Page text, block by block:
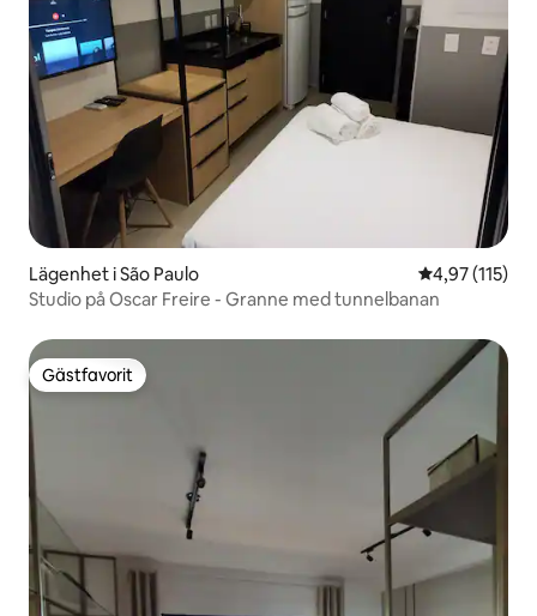
Lägenhet i São Paulo 4,97 av 5 i
4,97 (115)
Studio på Oscar Freire - Granne med tunnelbanan
Gästfavorit
Gästfavorit